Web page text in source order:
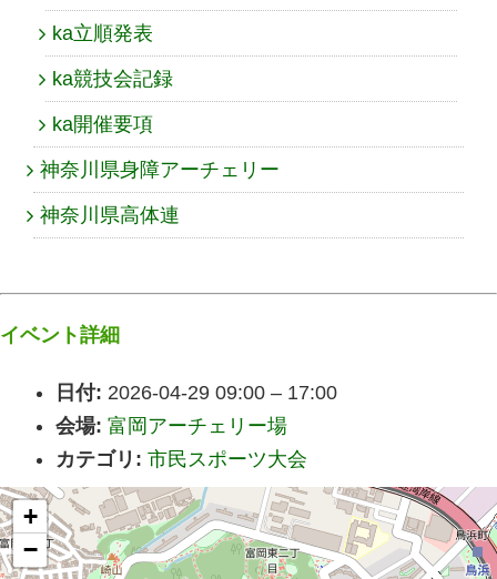
ka立順発表
ka競技会記録
ka開催要項
神奈川県身障アーチェリー
神奈川県高体連
イベント詳細
日付: 2026-04-29 09:00 – 17:00
会場: 富岡アーチェリー場
カテゴリ: 市民スポーツ大会
+
−